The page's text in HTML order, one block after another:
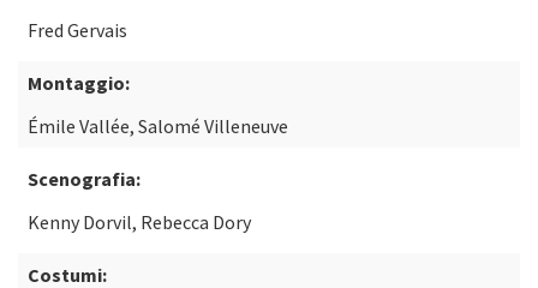
Fred Gervais
Montaggio:
Émile Vallée, Salomé Villeneuve
Scenografia:
Kenny Dorvil, Rebecca Dory
Costumi: